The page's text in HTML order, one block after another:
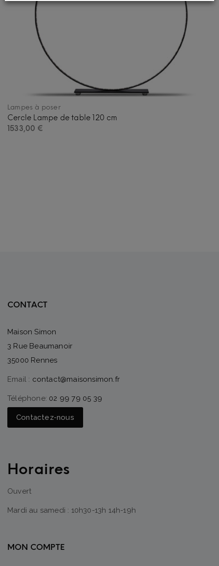
Lampes à poser
Cercle Lampe de table 120 cm
1533,00 €
CONTACT
Maison Simon
3 Rue Beaumanoir
35000 Rennes
Email : contact@maisonsimon.fr
Téléphone: 02 99 79 05 39
Contactez-nous
Horaires
Ouvert
Mardi au samedi : 10h30-13h 14h-19h
MON COMPTE